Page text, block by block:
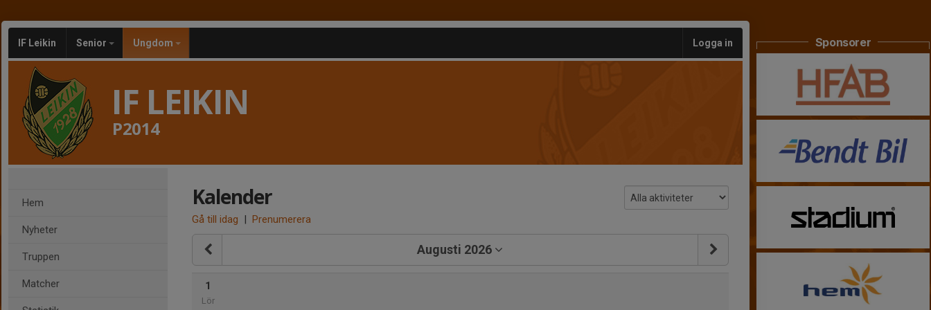
IF Leikin Senior Ungdom Logga in
IF LEIKIN
P2014
Hem
Nyheter
Truppen
Matcher
Kalender
Gå till idag | Prenumerera
Augusti 2026
1
Lör
Sponsorer